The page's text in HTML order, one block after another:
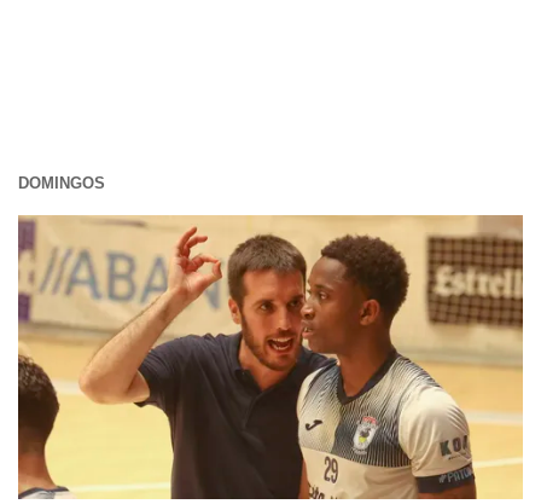
DOMINGOS